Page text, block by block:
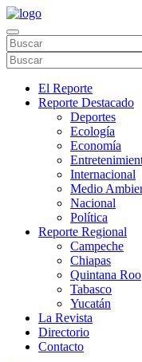
El Reporte
Reporte Destacado
Deportes
Ecología
Economía
Internacional
Medio
Nacional
Política
Reporte Regional
Campeche
Chiapas
Quintana Roo
Tabasco
Yucatán
La Revista
Directorio
Contacto